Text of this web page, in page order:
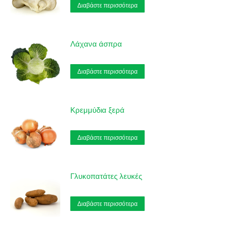
Διαβάστε περισσότερα
Λάχανα άσπρα
Διαβάστε περισσότερα
Κρεμμύδια ξερά
Διαβάστε περισσότερα
Γλυκοπατάτες λευκές
Διαβάστε περισσότερα